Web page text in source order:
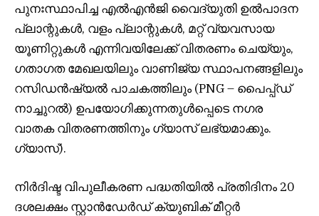
പുനഃസ്ഥാപിച്ച എൽഎൻജി വൈദ്യുതി ഉൽപാദന
പ്ലാന്റുകൾ, വളം പ്ലാന്റുകൾ, മറ്റ് വ്യവസായ
യൂണിറ്റുകൾ എന്നിവയിലേക്ക് വിതരണം ചെയ്യും,
ഗതാഗത മേഖലയിലും വാണിജ്യ സ്ഥാപനങ്ങളിലും
റസിഡൻഷ്യൽ പാചകത്തിലും (PNG – പൈപ്പ്ഡ്
നാച്ചുറൽ) ഉപയോഗിക്കുന്നതുൾപ്പെടെ നഗര
വാതക വിതരണത്തിനും ഗ്യാസ് ലഭ്യമാക്കും.
ഗ്യാസ്).
നിർദിഷ്ട വിപുലീകരണ പദ്ധതിയിൽ പ്രതിദിനം 20
ദശലക്ഷം സ്റ്റാൻഡേർഡ് ക്യുബിക് മീറ്റർ